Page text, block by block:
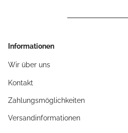
Informationen
Wir über uns
Kontakt
Zahlungsmöglichkeiten
Versandinformationen